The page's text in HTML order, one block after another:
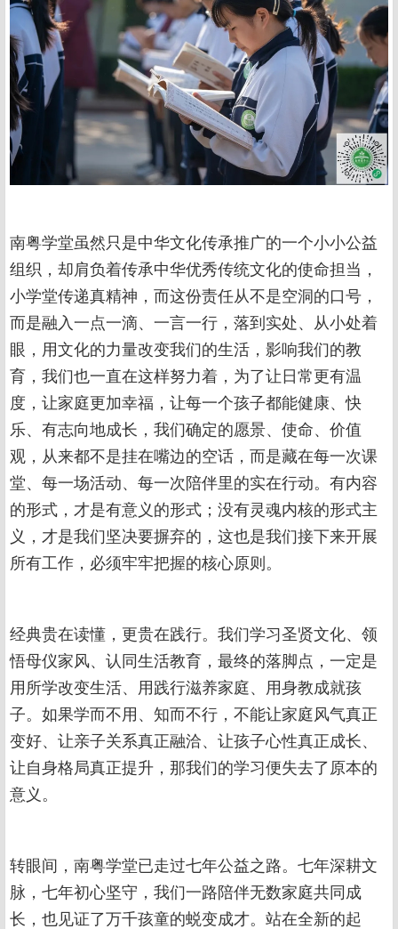
南粤学堂虽然只是中华文化传承推广的一个小小公益
组织，却肩负着传承中华优秀传统文化的使命担当，
小学堂传递真精神，而这份责任从不是空洞的口号，
而是融入一点一滴、一言一行，落到实处、从小处着
眼，用文化的力量改变我们的生活，影响我们的教
育，我们也一直在这样努力着，为了让日常更有温
度，让家庭更加幸福，让每一个孩子都能健康、快
乐、有志向地成长，我们确定的愿景、使命、价值
观，从来都不是挂在嘴边的空话，而是藏在每一次课
堂、每一场活动、每一次陪伴里的实在行动。有内容
的形式，才是有意义的形式；没有灵魂内核的形式主
义，才是我们坚决要摒弃的，这也是我们接下来开展
所有工作，必须牢牢把握的核心原则。
经典贵在读懂，更贵在践行。我们学习圣贤文化、领
悟母仪家风、认同生活教育，最终的落脚点，一定是
用所学改变生活、用践行滋养家庭、用身教成就孩
子。如果学而不用、知而不行，不能让家庭风气真正
变好、让亲子关系真正融洽、让孩子心性真正成长、
让自身格局真正提升，那我们的学习便失去了原本的
意义。
转眼间，南粤学堂已走过七年公益之路。七年深耕文
脉，七年初心坚守，我们一路陪伴无数家庭共同成
长，也见证了万千孩童的蜕变成才。站在全新的起